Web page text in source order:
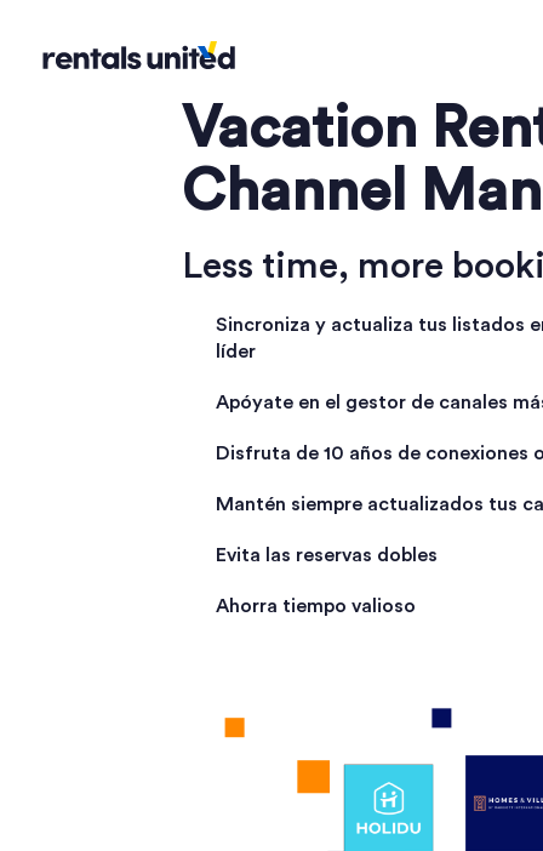
Vacation
Channel
Less time, more
Sincroniza y actualiza tus listados
líder
Apóyate en el gestor de canales
Disfruta de 10 años de conexiones
Mantén siempre actualizados tus
Evita las reservas dobles
Ahorra tiempo valioso